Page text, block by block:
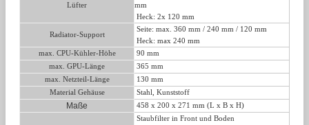
Lüfter
mm
Heck: 2x 120 mm
Radiator-Support
Seite: max. 360 mm / 240 mm / 120 mm
Heck: max 240 mm
max. CPU-Kühler-Höhe
90 mm
max. GPU-Länge
365 mm
max. Netzteil-Länge
130 mm
Material Gehäuse
Stahl, Kunststoff
Maße 458 x 200 x 271 mm (L x B x H)
Staubfilter in Front und Boden